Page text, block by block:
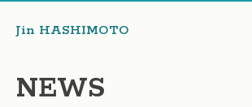
Jin HASHIMOTO
NEWS